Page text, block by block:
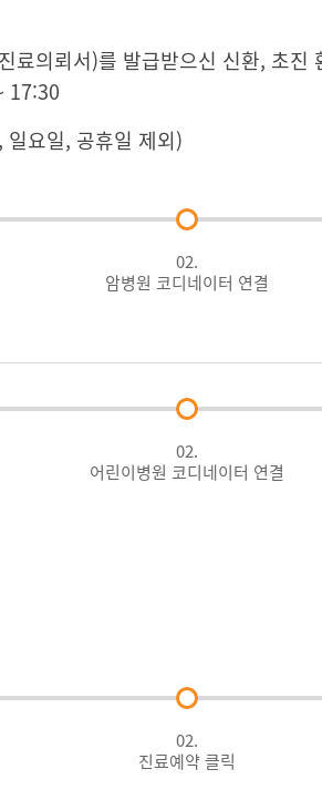
료의뢰서)를 발급받으신 신환, 초
17:30
요일, 공휴일 제외)
02.
암병원 코디네이터 연결
02.
어린이병원 코디네이터 연결
02.
진료예약 클릭